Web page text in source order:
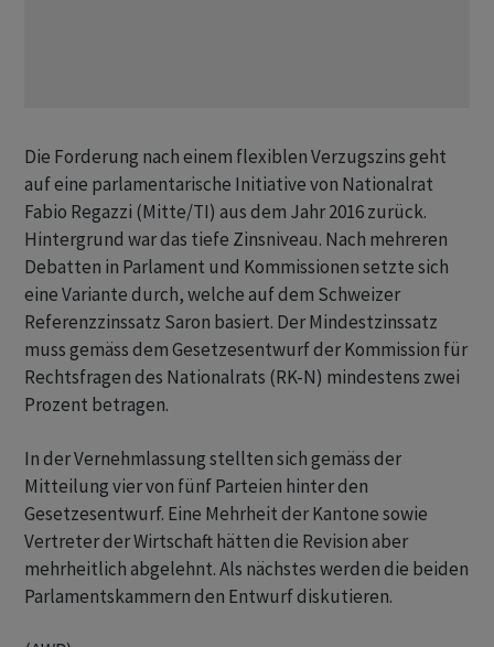
Die Forderung nach einem flexiblen Verzugszins geht
auf eine parlamentarische Initiative von Nationalrat
Fabio Regazzi (Mitte/TI) aus dem Jahr 2016 zurück.
Hintergrund war das tiefe Zinsniveau. Nach mehreren
Debatten in Parlament und Kommissionen setzte sich
eine Variante durch, welche auf dem Schweizer
Referenzzinssatz Saron basiert. Der Mindestzinssatz
muss gemäss dem Gesetzesentwurf der Kommission für
Rechtsfragen des Nationalrats (RK-N) mindestens zwei
Prozent betragen.
In der Vernehmlassung stellten sich gemäss der
Mitteilung vier von fünf Parteien hinter den
Gesetzesentwurf. Eine Mehrheit der Kantone sowie
Vertreter der Wirtschaft hätten die Revision aber
mehrheitlich abgelehnt. Als nächstes werden die beiden
Parlamentskammern den Entwurf diskutieren.